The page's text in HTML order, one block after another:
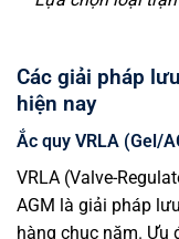
Các giải pháp
hiện nay
Ắc quy VRLA (Gel/
VRLA (Valve-
AGM là giải pháp
hàng chục năm. Ưu